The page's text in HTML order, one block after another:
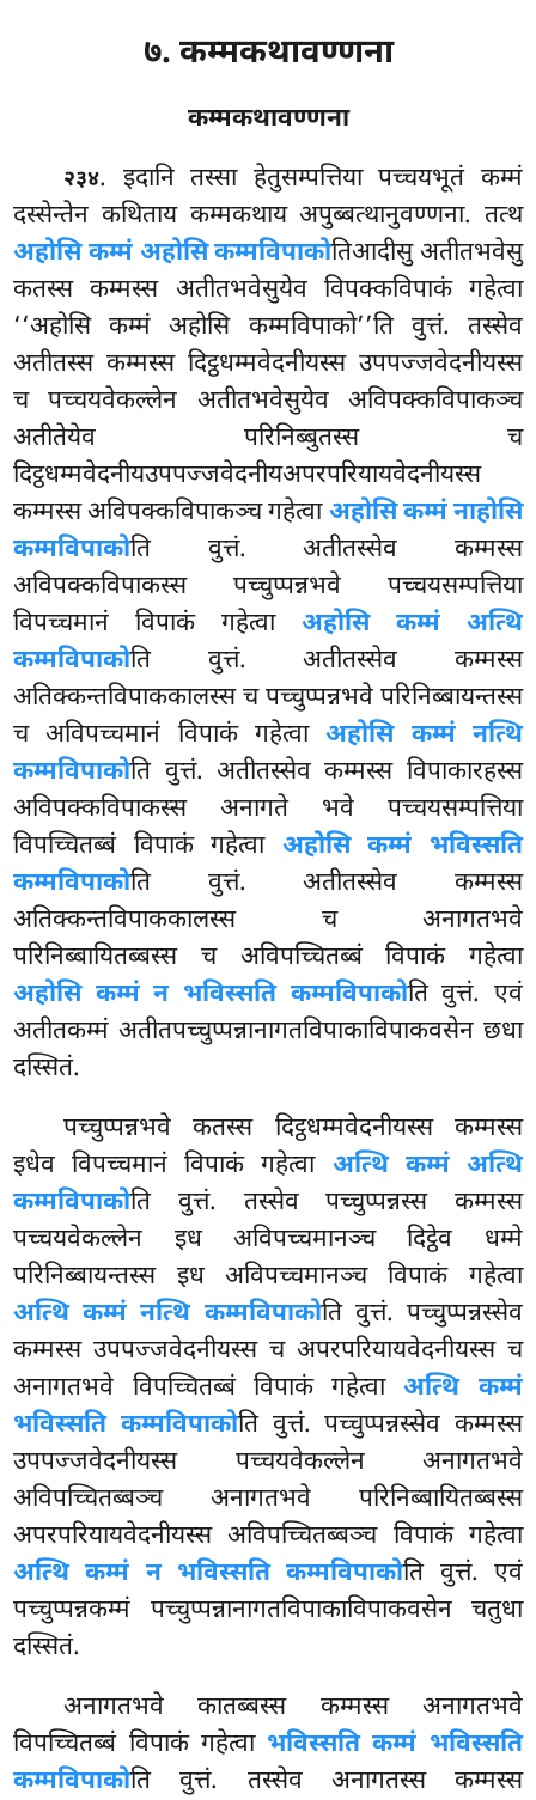
७. कम्मकथावण्णना
कम्मकथावण्णना
२३४. इदानितस्सा हेतुसम्पत्तिया पच्चयभूतं कम्मं
दस्सेन्तेन कथिताय कम्मकथाय अपुब्बत्थानुवण्णना. तत्थ
अहोसि कम्मं अहोसि कम्मविपाकोतिआदीसु अतीतभवेसु
कतस्स कम्मस्स अतीतभवेसुयेव विपक्कविपाकं गहेत्वा
‘‘अहोसि कम्मं अहोसि कम्मविपाको’’ति वुत्तं. तस्सेव
अतीतस्स कम्मस्स दिट्ठधम्मवेदनीयस्स उपपज्जवेदनीयस्स
च पच्चयवेकल्लेन अतीतभवेसुयेव अविपक्कविपाकञ्च
अतीतेयेव परिनिब्बुतस्स च
दिट्ठधम्मवेदनीयउपपज्जवेदनीयअपरपरियायवेदनीयस्स
कम्मस्स अविपक्कविपाकञ्च गहेत्वाअहोसि कम्मं नाहोसि
कम्मविपाकोति वुत्तं. अतीतस्सेव कम्मस्स
अविपक्कविपाकस्स पच्चुप्पन्नभवे पच्चयसम्पत्तिया
विपच्चमानं विपाकं गहेत्वा अहोसि कम्मं अत्थि
कम्मविपाकोति वुत्तं. अतीतस्सेव कम्मस्स
अतिक्कन्तविपाककालस्स च पच्चुप्पन्नभवे परिनिब्बायन्तस्स
च अविपच्चमानं विपाकं गहेत्वाअहोसि कम्मं नत्थि
कम्मविपाकोति वुत्तं. अतीतस्सेव कम्मस्स विपाकारहस्स
अविपक्कविपाकस्स अनागते भवे पच्चयसम्पत्तिया
विपच्चितब्बं विपाकं गहेत्वा अहोसि कम्मं भविस्सति
कम्मविपाकोति वुत्तं. अतीतस्सेव कम्मस्स
अतिक्कन्तविपाककालस्स च अनागतभवे
परिनिब्बायितब्बस्स च अविपच्चितब्बं विपाकं गहेत्वा
अहोसि कम्मं न भविस्सति कम्मविपाकोति वुत्तं. एवं
अतीतकम्मं अतीतपच्चुप्पन्नानागतविपाकाविपाकवसेन छधा
दस्सितं.
पच्चुप्पन्नभवे कतस्स दिट्ठधम्मवेदनीयस्स कम्मस्स
इधेव विपच्चमानं विपाकं गहेत्वा अत्थि कम्मं अत्थि
कम्मविपाकोति वुत्तं. तस्सेव पच्चुप्पन्नस्स कम्मस्स
पच्चयवेकल्लेन इध अविपच्चमानञ्च दिट्ठेव धम्मे
परिनिब्बायन्तस्स इध अविपच्चमानञ्च विपाकं गहेत्वा
अत्थि कम्मं नत्थि कम्मविपाकोति वुत्तं. पच्चुप्पन्नस्सेव
कम्मस्स उपपज्जवेदनीयस्स च अपरपरियायवेदनीयस्स च
अनागतभवे विपच्चितब्बं विपाकं गहेत्वाअत्थि कम्मं
भविस्सति कम्मविपाकोति वुत्तं. पच्चुप्पन्नस्सेव कम्मस्स
उपपज्जवेदनीयस्स पच्चयवेकल्लेन अनागतभवे
अविपच्चितब्बञ्च अनागतभवे परिनिब्बायितब्बस्स
अपरपरियायवेदनीयस्स अविपच्चितब्बञ्च विपाकं गहेत्वा
अत्थि कम्मं न भविस्सति कम्मविपाकोति वुत्तं. एवं
पच्चुप्पन्नकम्मं पच्चुप्पन्नानागतविपाकाविपाकवसेन चतुधा
दस्सितं.
अनागतभवे कातब्बस्स कम्मस्स अनागतभवे
विपच्चितब्बं विपाकं गहेत्वा भविस्सति कम्मं भविस्सति
कम्मविपाकोति वुत्तं. तस्सेव अनागतस्स कम्मस्स